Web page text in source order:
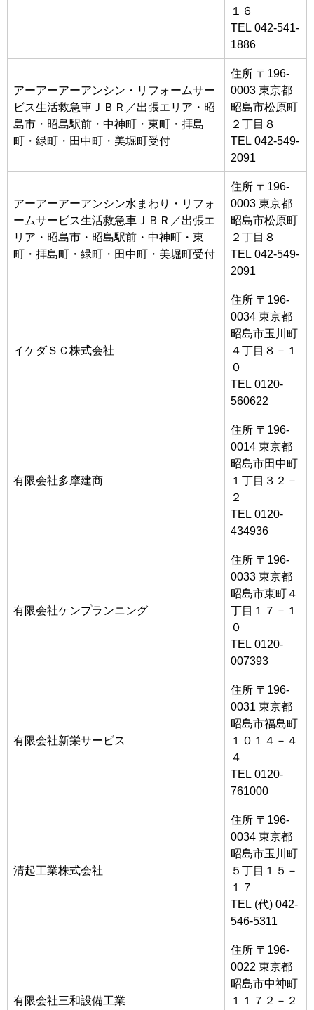
１６
TEL 042-541-
1886
アーアーアーアンシン・リフォームサー
ビス生活救急車ＪＢＲ／出張エリア・昭
島市・昭島駅前・中神町・東町・拝島
町・緑町・田中町・美堀町受付
住所 〒196-
0003 東京都
昭島市松原町
２丁目８
TEL 042-549-
2091
アーアーアーアンシン水まわり・リフォ
ームサービス生活救急車ＪＢＲ／出張エ
リア・昭島市・昭島駅前・中神町・東
町・拝島町・緑町・田中町・美堀町受付
住所 〒196-
0003 東京都
昭島市松原町
２丁目８
TEL 042-549-
2091
イケダＳＣ株式会社
住所 〒196-
0034 東京都
昭島市玉川町
４丁目８－１
０
TEL 0120-
560622
有限会社多摩建商
住所 〒196-
0014 東京都
昭島市田中町
１丁目３２－
２
TEL 0120-
434936
有限会社ケンプランニング
住所 〒196-
0033 東京都
昭島市東町４
丁目１７－１
０
TEL 0120-
007393
有限会社新栄サービス
住所 〒196-
0031 東京都
昭島市福島町
１０１４－４
４
TEL 0120-
761000
清起工業株式会社
住所 〒196-
0034 東京都
昭島市玉川町
５丁目１５－
１７
TEL (代) 042-
546-5311
有限会社三和設備工業
住所 〒196-
0022 東京都
昭島市中神町
１１７２－２